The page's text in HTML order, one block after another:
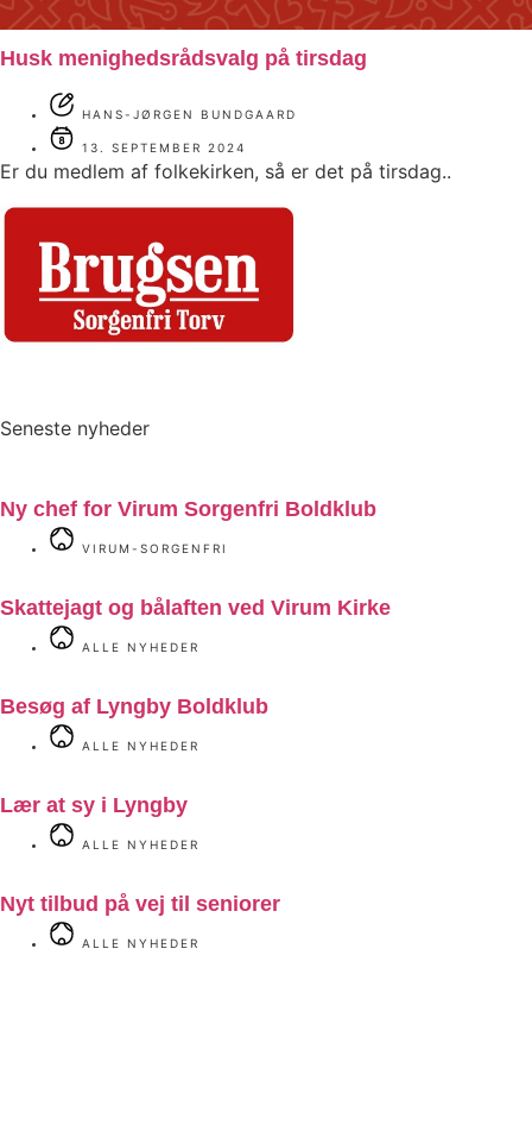
Husk menighedsrådsvalg på tirsdag
HANS-JØRGEN BUNDGAARD
13. SEPTEMBER 2024
Er du medlem af folkekirken, så er det på tirsdag..
Seneste nyheder
Ny chef for Virum Sorgenfri Boldklub
VIRUM-SORGENFRI
Skattejagt og bålaften ved Virum Kirke
ALLE NYHEDER
Besøg af Lyngby Boldklub
ALLE NYHEDER
Lær at sy i Lyngby
ALLE NYHEDER
Nyt tilbud på vej til seniorer
ALLE NYHEDER